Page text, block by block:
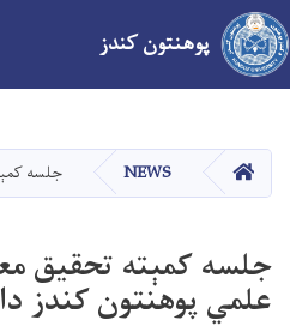
پوهنتون کندز
صفحه اصلیNEWS جلسه
جلسه کمېته تحقیق
علمي پوهنتون کندز